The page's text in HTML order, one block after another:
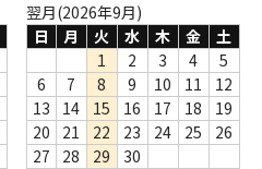
翌月(2026年9月)
日
月 火 水 木 金
土
1
2 3 4
5
6
7 8 9 10 11
12
13
14 15 16 17 18
19
20
21 22 23 24 25
26
27
28 29
30